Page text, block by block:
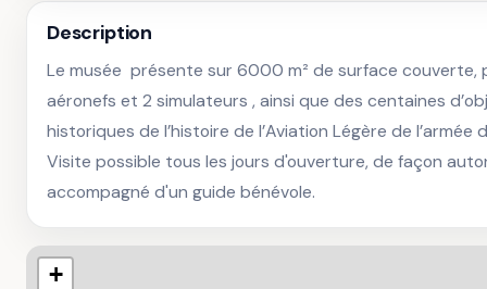
Description
Le musée  présente sur 6000 m² de surface couverte,
aéronefs et 2 simulateurs , ainsi que des centaines
historiques de l’histoire de l’Aviation Légère de l’armée
Visite possible tous les jours d'ouverture, de façon
accompagné d'un guide bénévole.
+